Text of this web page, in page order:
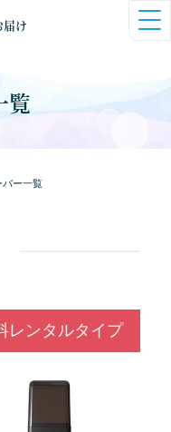
け
覧
バー一覧
イプ